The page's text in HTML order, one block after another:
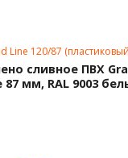
Line 120/87
сливное ПВХ
87 мм, RAL 9003